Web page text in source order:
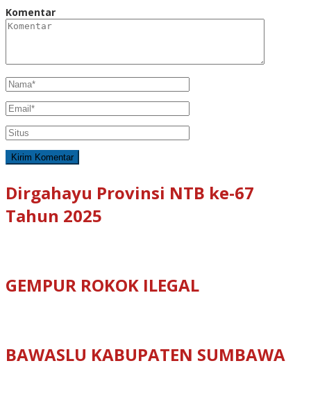
Komentar
Dirgahayu Provinsi NTB ke-67
Tahun 2025
GEMPUR ROKOK ILEGAL
BAWASLU KABUPATEN SUMBAWA